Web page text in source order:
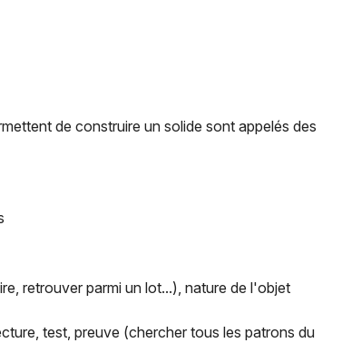
de construire un solide sont appelés des
retrouver parmi un lot...), nature de l'objet
test, preuve (chercher tous les patrons du